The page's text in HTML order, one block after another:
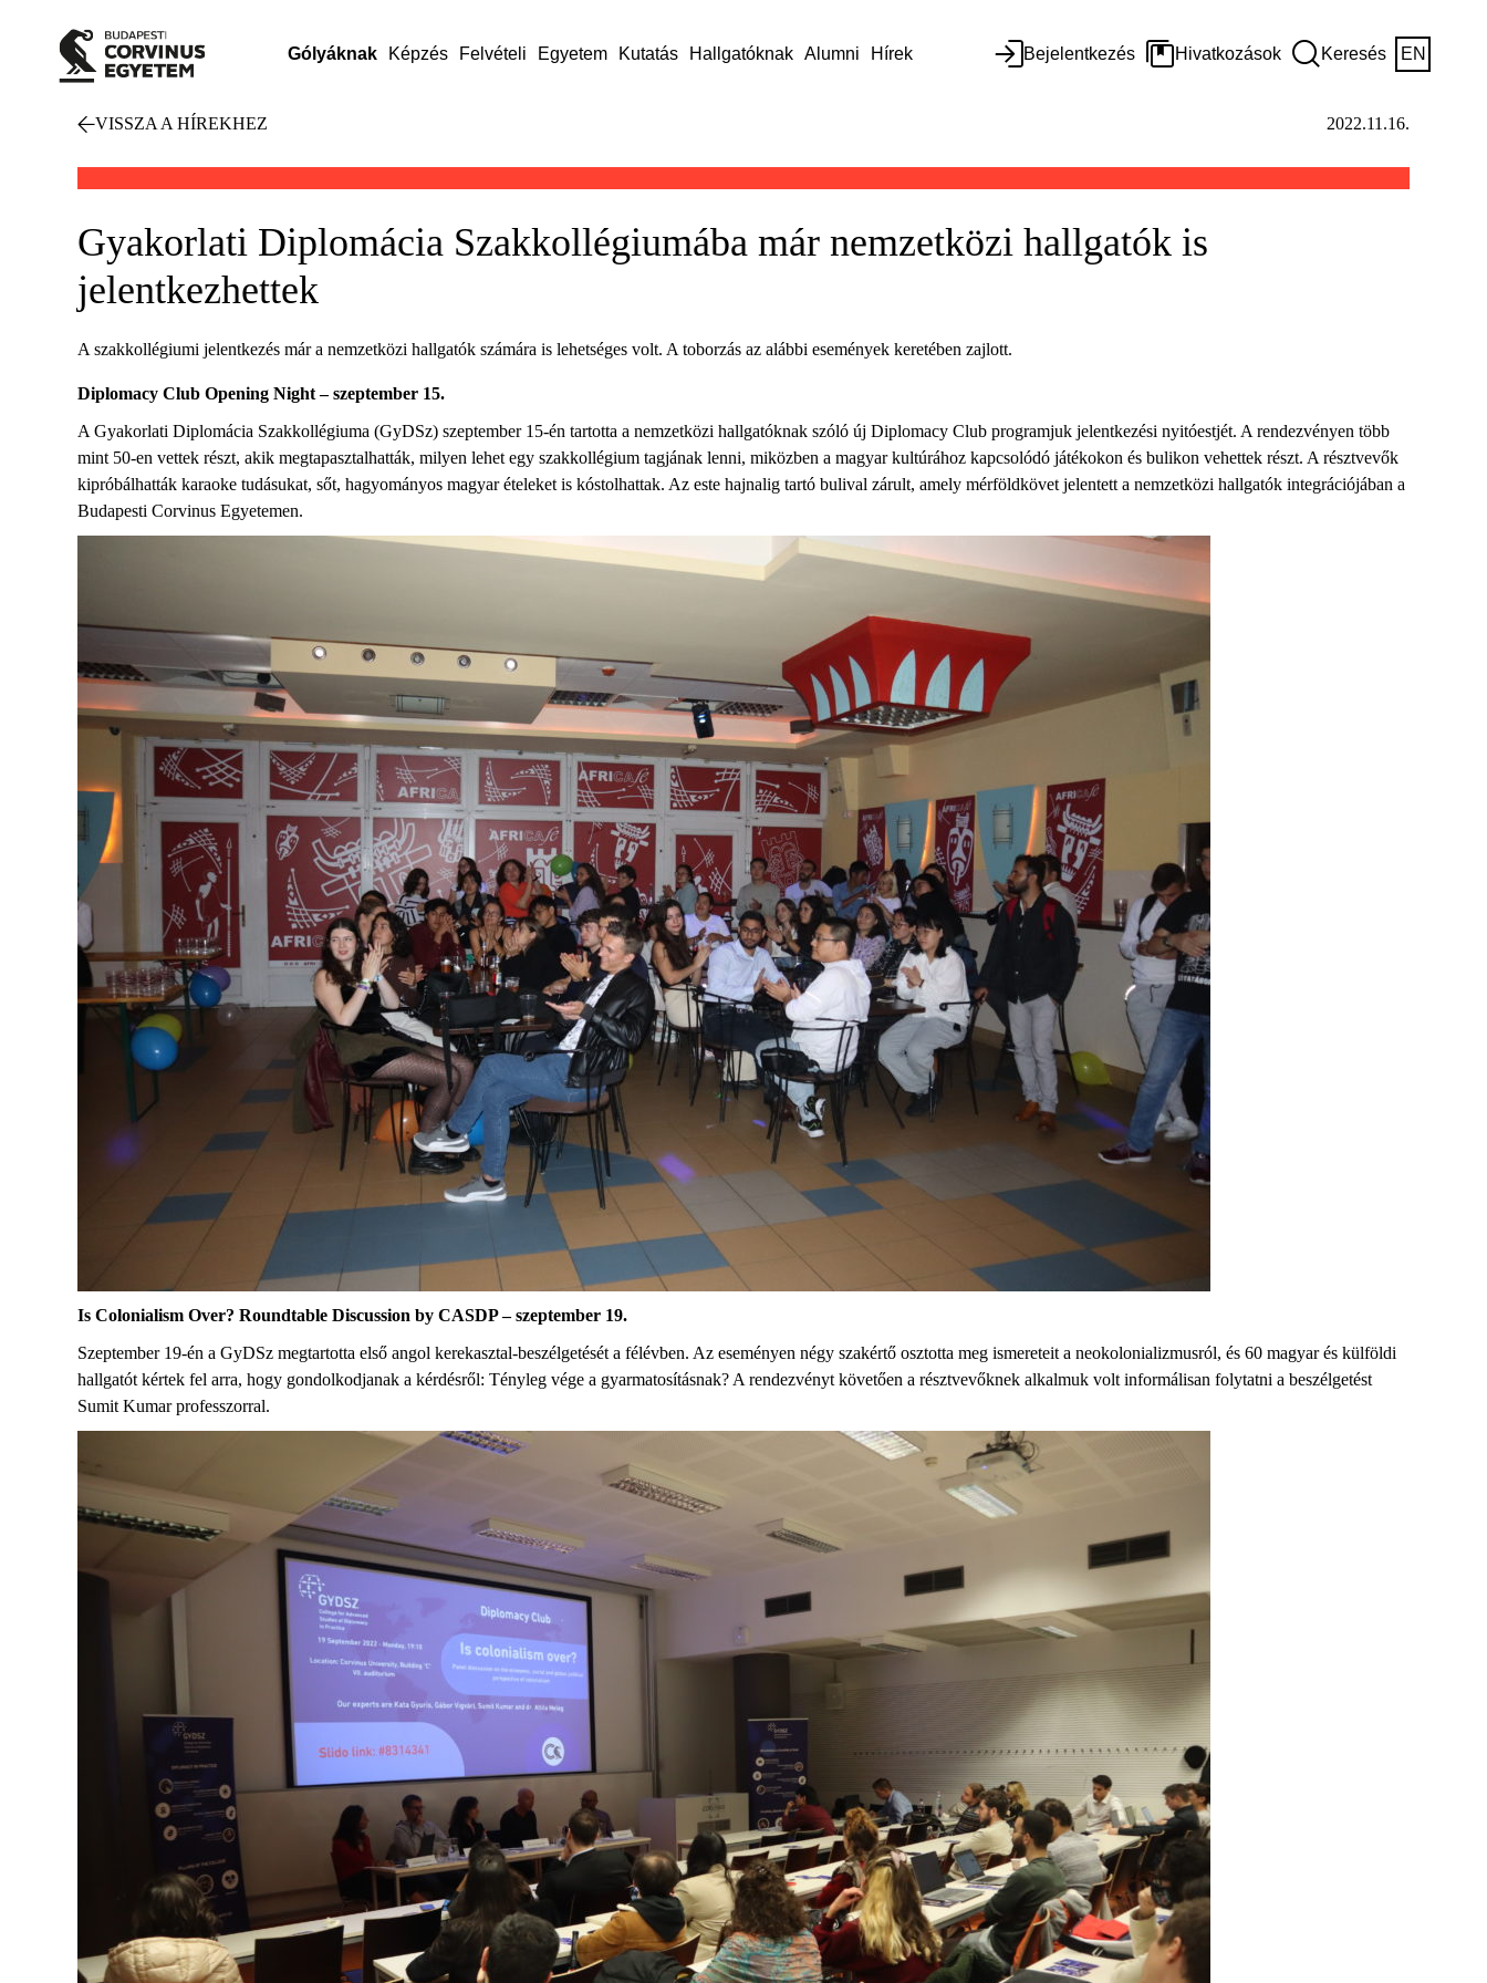
Gólyáknak Képzés Felvételi Egyetem Kutatás Hallgatóknak Alumni Hírek Bejelentkezés Hivatkozások Keresés EN
VISSZA A HÍREKHEZ 2022.11.16.
Gyakorlati Diplomácia Szakkollégiumába már nemzetközi hallgatók is
jelentkezhettek
A szakkollégiumi jelentkezés már a nemzetközi hallgatók számára is lehetséges volt. A toborzás az alábbi események keretében zajlott.
Diplomacy Club Opening Night – szeptember 15.
A Gyakorlati Diplomácia Szakkollégiuma (GyDSz) szeptember 15-én tartotta a nemzetközi hallgatóknak szóló új Diplomacy Club programjuk jelentkezési nyitóestjét. A rendezvényen több
mint 50-en vettek részt, akik megtapasztalhatták, milyen lehet egy szakkollégium tagjának lenni, miközben a magyar kultúrához kapcsolódó játékokon és bulikon vehettek részt. A résztvevők
kipróbálhatták karaoke tudásukat, sőt, hagyományos magyar ételeket is kóstolhattak. Az este hajnalig tartó bulival zárult, amely mérföldkövet jelentett a nemzetközi hallgatók integrációjában a
Budapesti Corvinus Egyetemen.
Is Colonialism Over? Roundtable Discussion by CASDP – szeptember 19.
Szeptember 19-én a GyDSz megtartotta első angol kerekasztal-beszélgetését a félévben. Az eseményen négy szakértő osztotta meg ismereteit a neokolonializmusról, és 60 magyar és külföldi
hallgatót kértek fel arra, hogy gondolkodjanak a kérdésről: Tényleg vége a gyarmatosításnak? A rendezvényt követően a résztvevőknek alkalmuk volt informálisan folytatni a beszélgetést
Sumit Kumar professzorral.